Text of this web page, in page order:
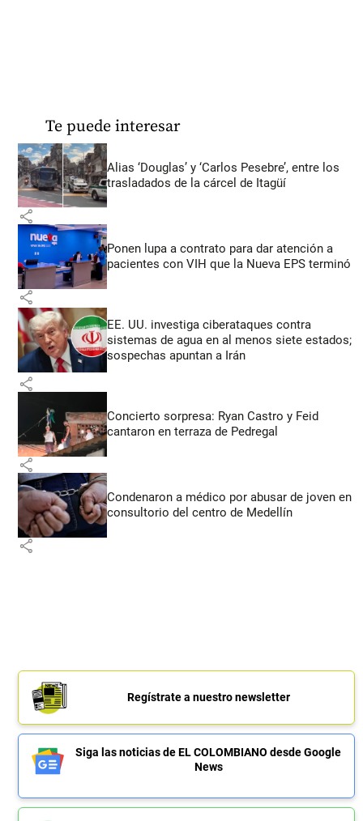
Te puede interesar
Alias ‘Douglas’ y ‘Carlos Pesebre’, entre los
trasladados de la cárcel de Itagüí
share
Ponen lupa a contrato para dar atención a
pacientes con VIH que la Nueva EPS terminó
share
EE. UU. investiga ciberataques contra
sistemas de agua en al menos siete estados;
sospechas apuntan a Irán
share
Concierto sorpresa: Ryan Castro y Feid
cantaron en terraza de Pedregal
share
Condenaron a médico por abusar de joven en
consultorio del centro de Medellín
share
Regístrate a nuestro newsletter
Siga las noticias de EL COLOMBIANO desde Google
News